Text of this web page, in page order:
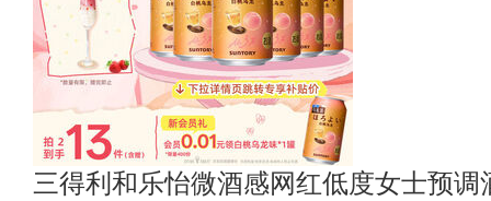
三得利和乐怡微酒感网红低度女士预